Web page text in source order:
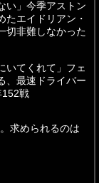
い」今季アストン
たエイドリアン・
切非難しなかった
いてくれて」フェ
、最速ドライバー
152戦
求められるのは